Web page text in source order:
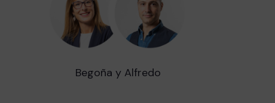
Begoña y Alfredo